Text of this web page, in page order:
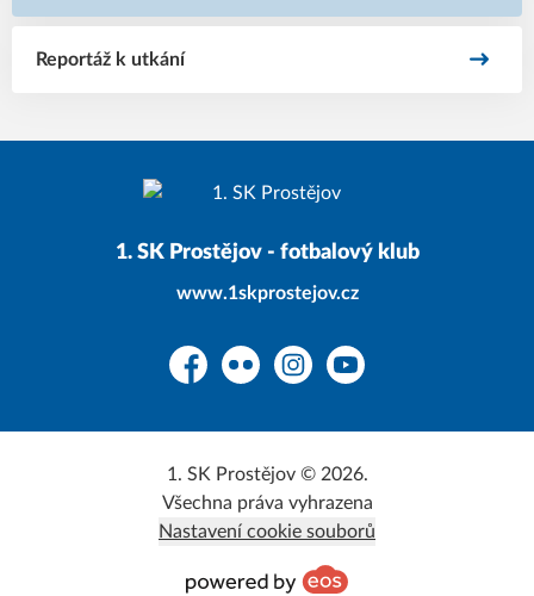
Reportáž k utkání
1. SK Prostějov - fotbalový klub
www.1skprostejov.cz
FacebookFlickr InstagramYouTube
1. SK Prostějov © 2026.
Všechna práva vyhrazena
Nastavení cookie souborů